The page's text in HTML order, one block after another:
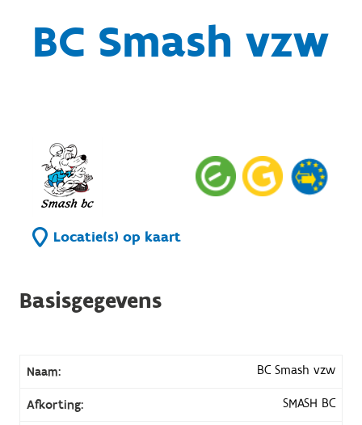
BC Smash vzw
Locatie(s) op kaart
Basisgegevens
Naam: BC Smash vzw
Afkorting: SMASH BC